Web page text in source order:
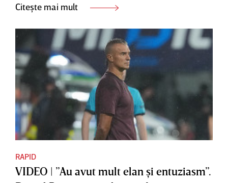
Citește mai mult
RAPID
VIDEO | ”Au avut mult elan şi entuziasm”.